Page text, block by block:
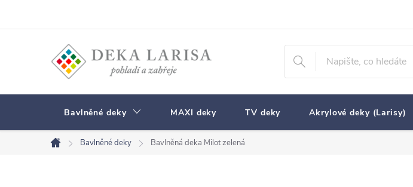
Bavlněné deky MAXI deky TV deky Akrylové deky (Larisy)
Domů
Bavlněné deky Bavlněná deka Milot zelená